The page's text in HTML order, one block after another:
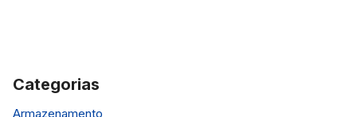
Categorias
Armazenamento